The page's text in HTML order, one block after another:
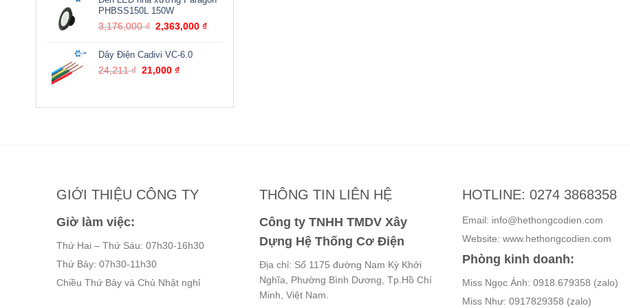
19,330,000 ₫.
PHBSS150L 150W
3,176,000₫ Giá
là:
2,363,000₫Giá
Dây Điện Cadivi VC-6.0
24,211₫ Giá
24,211 ₫.
21,000₫Giá
là:
GIỚI THIỆU CÔNG TY
Giờ làm việc:
Thứ Hai – Thứ Sáu: 07h30-16h30
Thứ Bảy: 07h30-11h30
Chiều Thứ Bảy và Chủ Nhật nghỉ
THÔNG TIN LIÊN HỆ
Công ty TNHH TMDV Xây
Dựng Hệ Thống Cơ Điện
Địa chỉ: Số 1175 đường Nam Kỳ Khởi
Nghĩa, Phường Bình Dương, Tp.Hồ Chí
Minh, Việt Nam.
HOTLINE: 0274 3868358
Email: info@hethongcodien.com
Website: www.hethongcodien.com
Phòng kinh doanh:
Miss Ngọc Ánh: 0918.679358 (zalo)
Miss Như: 0917829358 (zalo)